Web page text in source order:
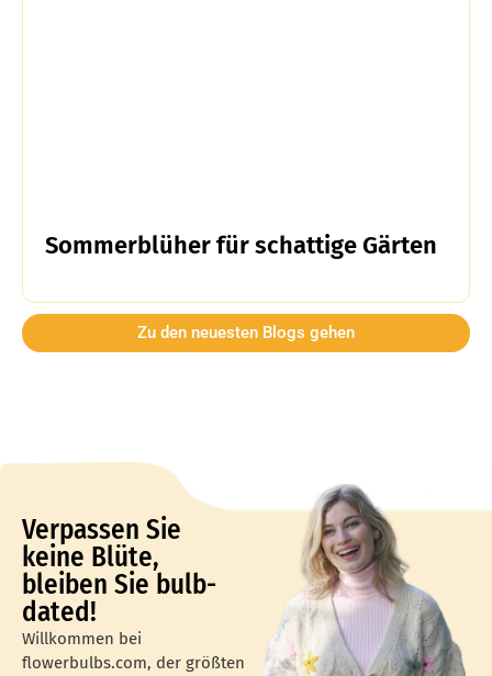
Sommerblüher für schattige Gärten
Zu den neuesten Blogs gehen
Verpassen Sie
keine Blüte,
bleiben Sie bulb-
dated!
Willkommen bei
flowerbulbs.com, der größten